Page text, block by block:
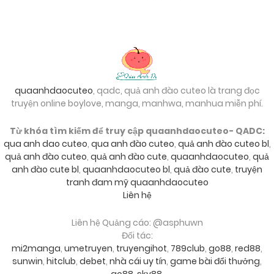
Chapter 28 24/09/2024
Chapter 26 24/09/2024
quaanhdaocuteo, qadc, quả anh đào cuteo là trang đọc
truyện online boylove, manga, manhwa, manhua miễn phí.
Từ khóa tìm kiếm để truy cập quaanhdaocuteo- QADC:
qua anh dao cuteo, qua anh đào cuteo, quả anh đào cuteo bl,
quả anh đào cuteo, quả anh đào cute, quaanhdaocuteo, quả
anh đào cute bl, quaanhdaocuteo bl, quả đào cute, truyện
tranh đam mỹ quaanhdaocuteo
Liên hệ
Liên hệ Quảng cáo: @asphuwn
Đối tác:
mi2manga, umetruyen, truyengihot, 789club, go88, red88,
sunwin, hitclub, debet, nhà cái uy tín, game bài đổi thưởng,